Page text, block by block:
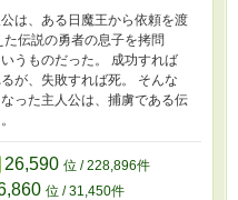
は、ある日魔王から依頼を渡
伝説の勇者の息子を拷問
うものだった。 成功すれば
が、失敗すれば死。 そんな
った主人公は、捕虜である伝
26,590 位 / 228,896件
位 / 31,450件